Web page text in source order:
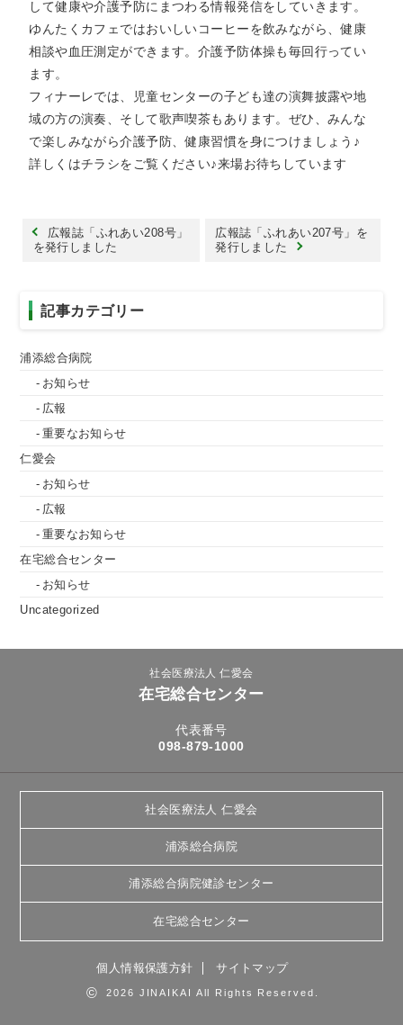
して健康や介護予防にまつわる情報発信をしていきます。
ゆんたくカフェではおいしいコーヒーを飲みながら、健康
相談や血圧測定ができます。介護予防体操も毎回行ってい
ます。
フィナーレでは、児童センターの子ども達の演舞披露や地
域の方の演奏、そして歌声喫茶もあります。ぜひ、みんな
で楽しみながら介護予防、健康習慣を身につけましょう♪
詳しくはチラシをご覧ください♪来場お待ちしています
広報誌「ふれあい208号」
を発行しました
広報誌「ふれあい207号」を
発行しました
記事カテゴリー
浦添総合病院
お知らせ
広報
重要なお知らせ
仁愛会
お知らせ
広報
重要なお知らせ
在宅総合センター
お知らせ
Uncategorized
社会医療法人 仁愛会
在宅総合センター
代表番号
098-879-1000
社会医療法人 仁愛会
浦添総合病院
浦添総合病院健診センター
在宅総合センター
個人情報保護方針 サイトマップ
© 2026 JINAIKAI All Rights Reserved.